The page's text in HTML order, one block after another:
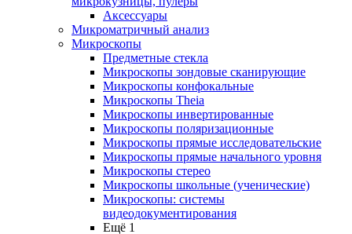
Аксессуары
Микроматричный анализ
Микроскопы
Предметные стекла
Микроскопы зондовые сканирующие
Микроскопы конфокальные
Микроскопы Theia
Микроскопы инвертированные
Микроскопы поляризационные
Микроскопы прямые исследовательские
Микроскопы прямые начального уровня
Микроскопы стерео
Микроскопы школьные (ученические)
Микроскопы: системы
видеодокументирования
Ещё 1